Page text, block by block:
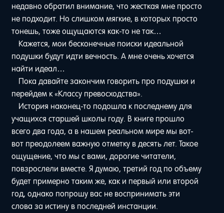
недавно обратил внимание, что жесткая мне просто
не подходит. Но слишком мягкие, в которых просто
тонешь, тоже ощущаются как-то не так…
Кажется, мои бесконечные поиски идеальной
подушки будут идти вечность. А мне очень хочется
найти идеал…
Пока давайте закончим говорить про подушки и
перейдем к «Классу превосходства».
История наконец-то подошла к последнему для
учащихся старшей школы году. В книге прошло
всего два года, а в нашем реальном мире мы вот-
вот преодолеем важную отметку в десять лет. Такое
ощущение, что мы с вами, дорогие читатели,
повзрослели вместе. Я думаю, третий год по объему
будет примерно таким же, как и первый или второй
год, однако попрошу вас не воспринимать эти
слова за истину в последней инстанции.